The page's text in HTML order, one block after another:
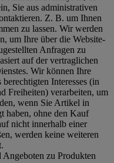
Sie aus administrativen
Z. B. um Ihnen
zu lassen. Wir werden
um Ihre über die Website-
Anfragen zu
auf der vertraglichen
Wir können Ihre
Interesses (in
Freiheiten) verarbeiten, um
wenn Sie Artikel in
haben, ohne den Kauf
nicht innerhalb einer
werden keine weiteren
zu Produkten